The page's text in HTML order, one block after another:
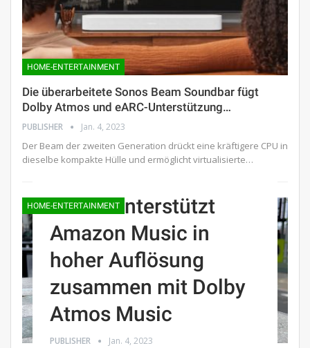
HOME-ENTERTAINMENT
Die überarbeitete Sonos Beam Soundbar fügt
Dolby Atmos und eARC-Unterstützung…
PUBLISHER Jan. 4, 2023
Der Beam der zweiten Generation drückt eine kräftigere CPU in
dieselbe kompakte Hülle und ermöglicht virtualisierte…
HOME-ENTERTAINMENT
Sonos unterstützt
Amazon Music in
hoher Auflösung
zusammen mit Dolby
Atmos Music
PUBLISHER Jan. 4, 2023